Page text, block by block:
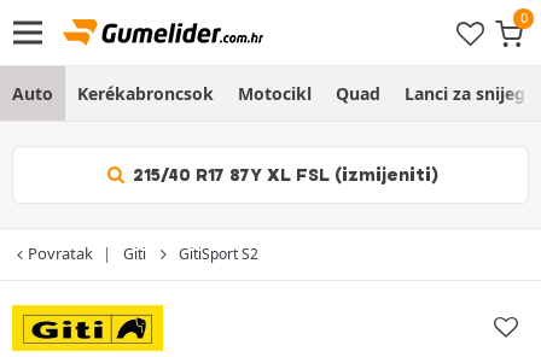
Auto Kerékabroncsok Motocikl Quad Lanci za snijeg
215/40 R17 87Y XL FSL (izmijeniti)
Povratak Giti GitiSport S2